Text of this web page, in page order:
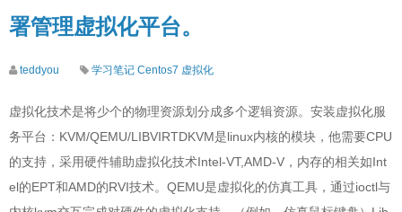
署管理虚拟化平台。
teddyou 学习笔记 Centos7 虚拟化
虚拟化技术是将少个的物理资源划分成多个逻辑资源。安装虚拟化服
务平台：KVM/QEMU/LIBVIRTDKVM是linux内核的模块，他需要CPU
的支持，采用硬件辅助虚拟化技术Intel-VT,AMD-V，内存的相关如Int
el的EPT和AMD的RVI技术。QEMU是虚拟化的仿真工具，通过ioctl与